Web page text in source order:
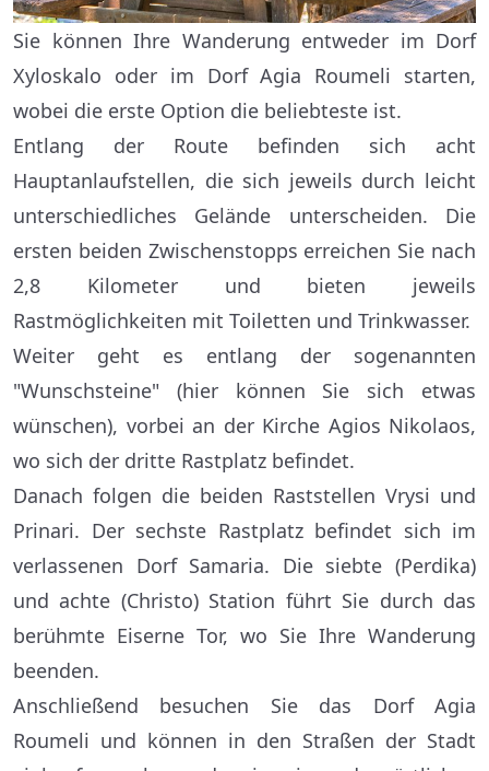
Sie können Ihre Wanderung entweder im Dorf
Xyloskalo oder im Dorf Agia Roumeli starten,
wobei die erste Option die beliebteste ist.
Entlang der Route befinden sich acht
Hauptanlaufstellen, die sich jeweils durch leicht
unterschiedliches Gelände unterscheiden. Die
ersten beiden Zwischenstopps erreichen Sie nach
2,8 Kilometer und bieten jeweils
Rastmöglichkeiten mit Toiletten und Trinkwasser.
Weiter geht es entlang der sogenannten
"Wunschsteine" (hier können Sie sich etwas
wünschen), vorbei an der Kirche Agios Nikolaos,
wo sich der dritte Rastplatz befindet.
Danach folgen die beiden Raststellen Vrysi und
Prinari. Der sechste Rastplatz befindet sich im
verlassenen Dorf Samaria. Die siebte (Perdika)
und achte (Christo) Station führt Sie durch das
berühmte Eiserne Tor, wo Sie Ihre Wanderung
beenden.
Anschließend besuchen Sie das Dorf Agia
Roumeli und können in den Straßen der Stadt